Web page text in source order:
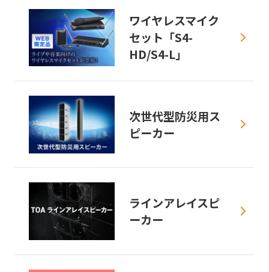
ワイヤレスマイク
セット「S4-
HD/S4-L」
次世代型防災用ス
ピーカー
ラインアレイスピ
ーカー